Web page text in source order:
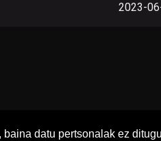
datu pertsonalak ez
2023-